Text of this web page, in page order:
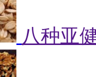
八种亚